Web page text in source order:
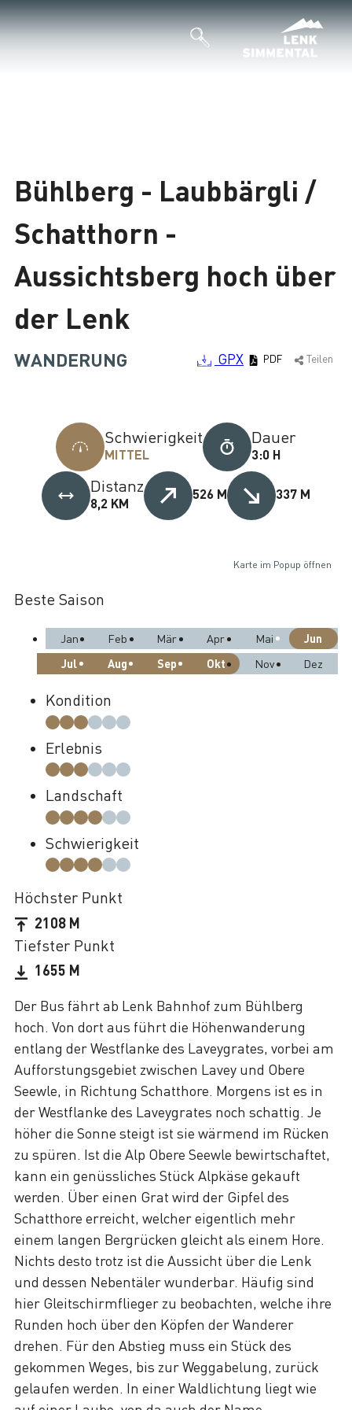
Bühlberg - Laubbärgli /
Schatthorn -
Aussichtsberg hoch über
der Lenk
WANDERUNG GPX PDF Teilen
Schwierigkeit
MITTEL
Dauer
3:0 H
Distanz
8,2 KM
526 M 337 M
Der Bus fährt ab Lenk Bahnhof zum Bühlberg
hoch. Von dort aus führt die Höhenwanderung
entlang der Westflanke des Laveygrates, vorbei am
Aufforstungsgebiet zwischen Lavey und Obere
Seewle, in Richtung Schatthore. Morgens ist es in
der Westflanke des Laveygrates noch schattig. Je
höher die Sonne steigt ist sie wärmend im Rücken
zu spüren. Ist die Alp Obere Seewle bewirtschaftet,
kann ein genüssliches Stück Alpkäse gekauft
werden. Über einen Grat wird der Gipfel des
Schatthore erreicht, welcher eigentlich mehr
einem langen Bergrücken gleicht als einem Hore.
Nichts desto trotz ist die Aussicht über die Lenk
und dessen Nebentäler wunderbar. Häufig sind
hier Gleitschirmflieger zu beobachten, welche ihre
Runden hoch über den Köpfen der Wanderer
drehen. Für den Abstieg muss ein Stück des
gekommen Weges, bis zur Weggabelung, zurück
gelaufen werden. In einer Waldlichtung liegt wie
Karte im Popup öffnen
Beste Saison
Jan Feb Mär Apr Mai
Jun
Jul
Aug Sep Okt Nov Dez
Kondition
Erlebnis
Landschaft
Schwierigkeit
Höchster Punkt
2108 M
Tiefster Punkt
1655 M